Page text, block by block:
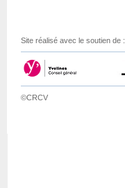
Site réalisé avec le soutien de :
©CRCV